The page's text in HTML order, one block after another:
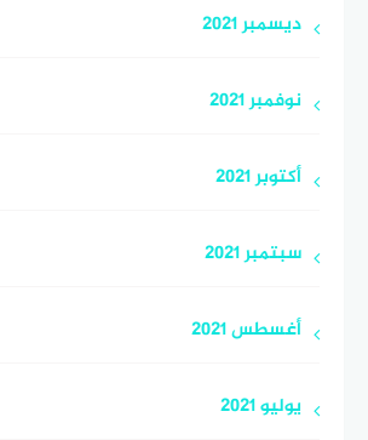
ديسمبر 2021
نوفمبر 2021
أكتوبر 2021
سبتمبر 2021
أغسطس 2021
يوليو 2021